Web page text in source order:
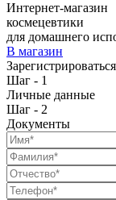
Интернет-магазин
космецевтики
для домашнего
В магазин
Шаг - 1
Личные данные
Шаг - 2
Документы